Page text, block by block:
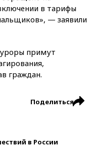
в тарифы
— заявили
примут
граждан.
Поделиться
в России